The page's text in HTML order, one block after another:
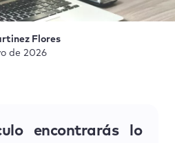
Flores
de 2026
encontrarás lo